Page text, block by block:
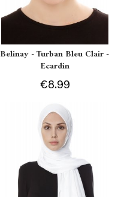
Belinay - Turban Bleu Clair -
Ecardin
€8.99